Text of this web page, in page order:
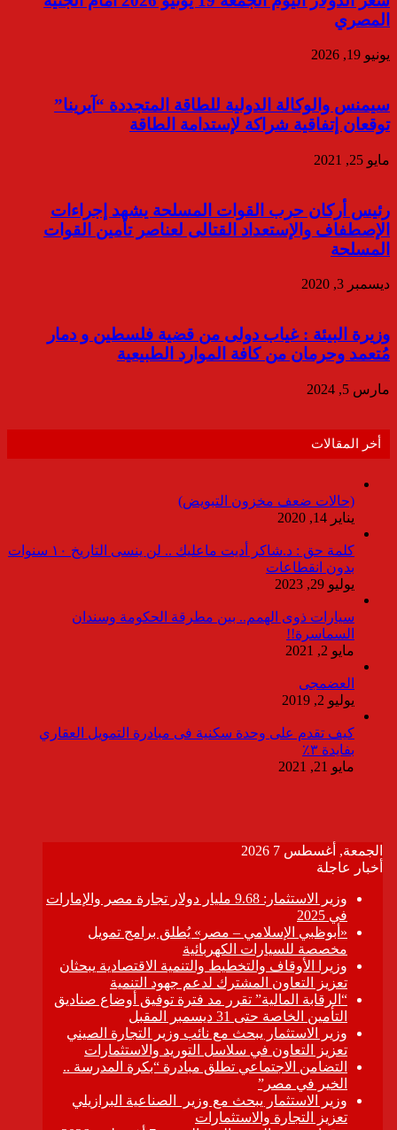
المصري
يونيو 19, 2026
سيمنس والوكالة الدولية للطاقة المتجددة “آيرينا”
توقعان إتفاقية شراكة لإستدامة الطاقة
مايو 25, 2021
رئيس أركان حرب القوات المسلحة يشهد إجراءات
الإصطفاف والإستعداد القتالى لعناصر تأمين القوات
المسلحة
ديسمبر 3, 2020
وزيرة البيئة : غياب دولى من قضية فلسطين و دمار
مُتعمد وحرمان من كافة الموارد الطبيعية
مارس 5, 2024
أخر المقالات
(حالات ضعف مخزون التبويض)
يناير 14, 2020
كلمة حق : د.شاكر أديت ماعليك .. لن ينسى التاريخ ١٠ سنوات
بدون انقطاعات
يوليو 29, 2023
سيارات ذوى الهمم.. بين مطرقة الحكومة وسندان
السماسرة!!
مايو 2, 2021
العضمجى
يوليو 2, 2019
كيف تقدم على وحدة سكنية فى مبادرة التمويل العقاري
بفايدة ٣٪
مايو 21, 2021